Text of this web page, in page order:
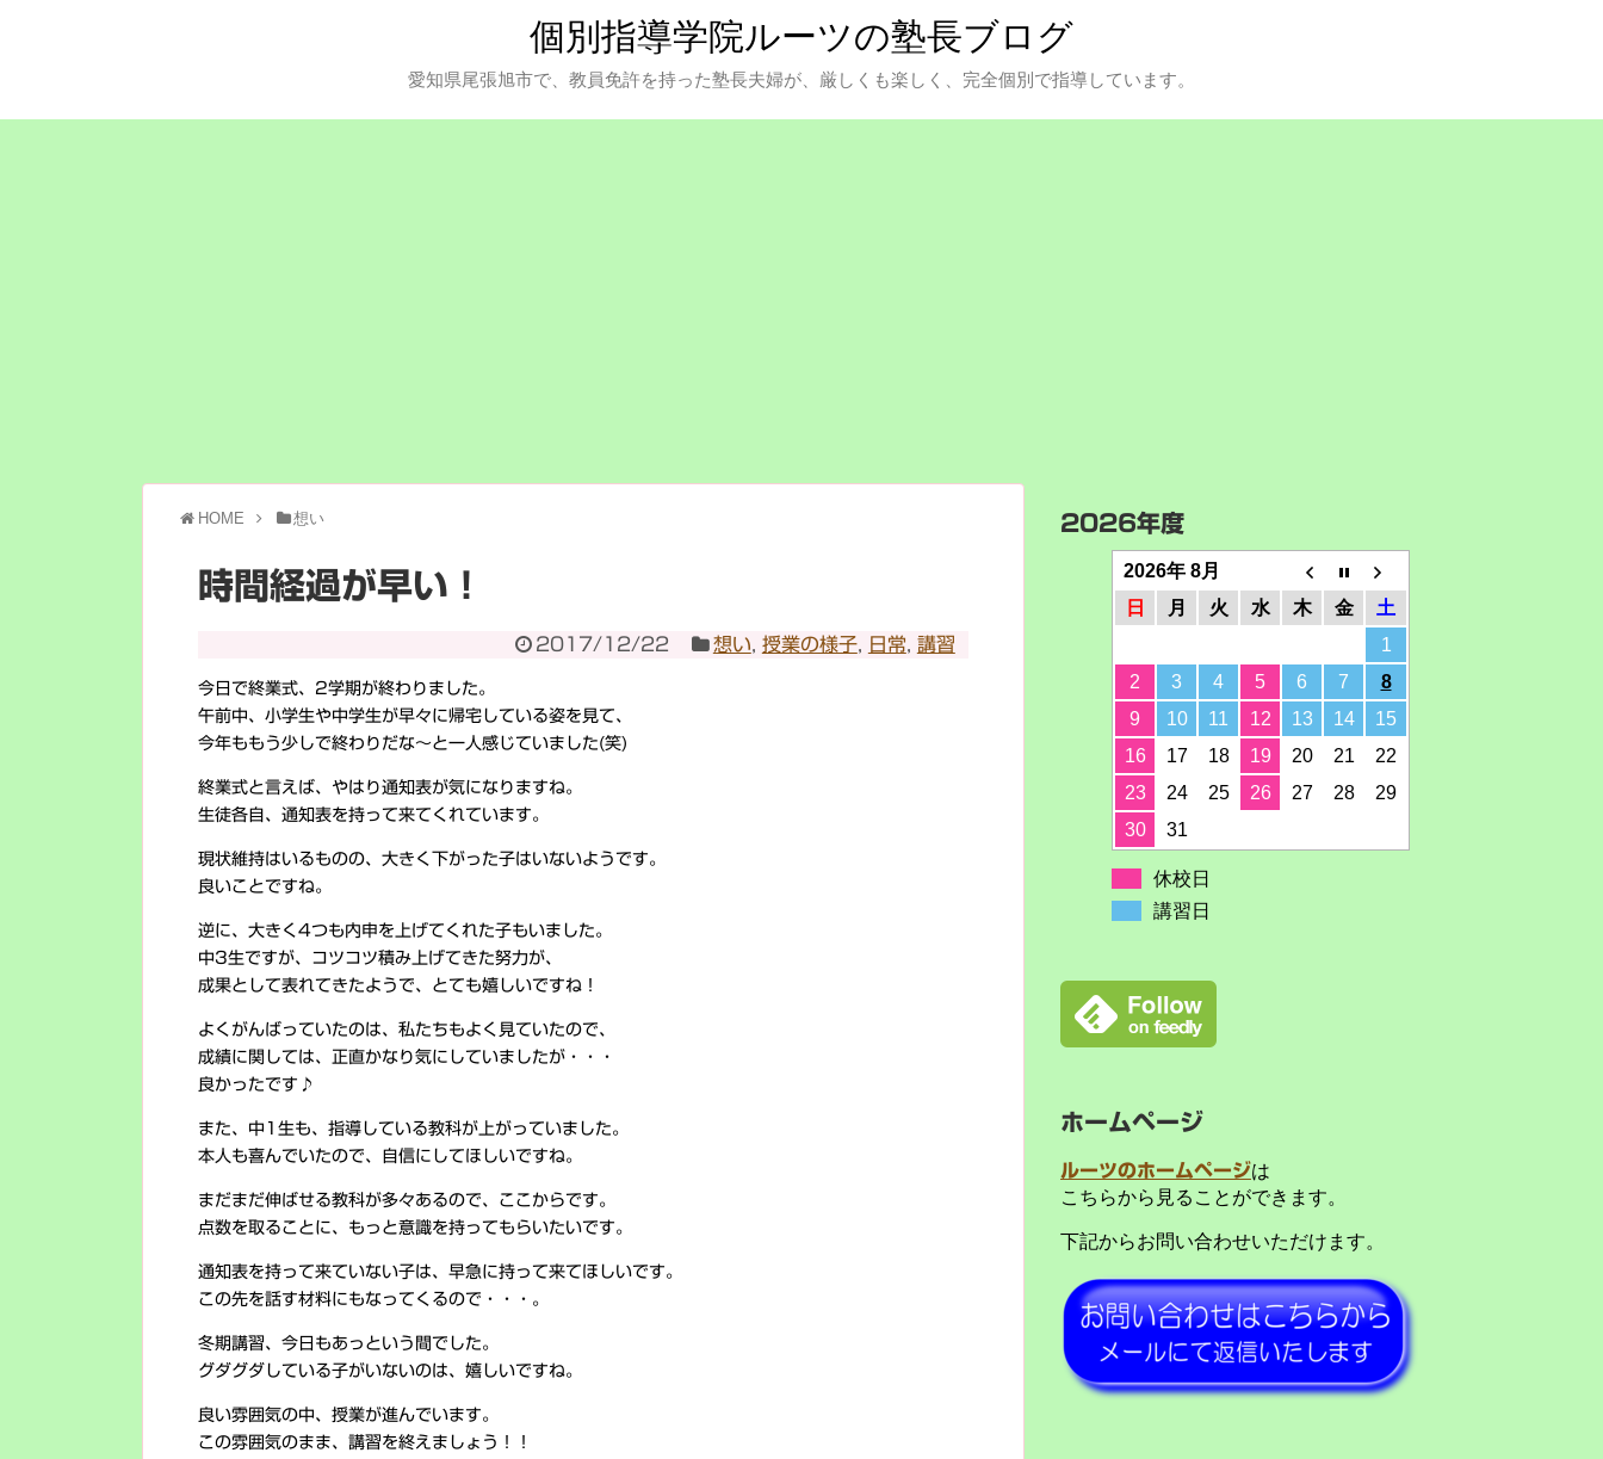
個別指導学院ルーツの塾長ブログ
愛知県尾張旭市で、教員免許を持った塾長夫婦が、厳しくも楽しく、完全個別で指導しています。
HOME 想い
時間経過が早い！
2017/12/22 想い 授業の様子, 日常 講習
今日で終業式、2学期が終わりました。
午前中、小学生や中学生が早々に帰宅している姿を見て、
今年ももう少しで終わりだな～と一人感じていました(笑)
終業式と言えば、やはり通知表が気になりますね。
生徒各自、通知表を持って来てくれています。
現状維持はいるものの、大きく下がった子はいないようです。
良いことですね。
逆に、大きく4つも内申を上げてくれた子もいました。
中3生ですが、コツコツ積み上げてきた努力が、
成果として表れてきたようで、とても嬉しいですね！
よくがんばっていたのは、私たちもよく見ていたので、
成績に関しては、正直かなり気にしていましたが・・・
良かったです♪
また、中1生も、指導している教科が上がっていました。
本人も喜んでいたので、自信にしてほしいですね。
まだまだ伸ばせる教科が多々あるので、ここからです。
点数を取ることに、もっと意識を持ってもらいたいです。
通知表を持って来ていない子は、早急に持って来てほしいです。
この先を話す材料にもなってくるので・・・。
冬期講習、今日もあっという間でした。
グダグダしている子がいないのは、嬉しいですね。
良い雰囲気の中、授業が進んでいます。
この雰囲気のまま、講習を終えましょう！！
2026年度
2026年 8月
日
月 火 水 木 金
土
1
2
3 4 5 6 7
8
9
10 11 12 13 14
15
16
17 18 19 20 21
22
23
24 25 26 27 28
29
30
31
休校日
講習日
ホームページ
ルーツのホームページは
こちらから見ることができます。
下記からお問い合わせいただけます。